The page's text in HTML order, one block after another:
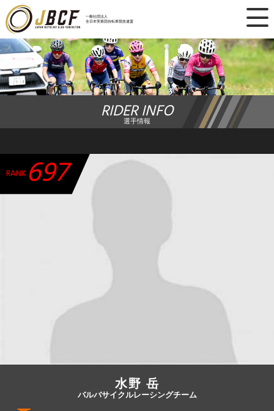
一般社団法人
全日本実業団自転車競技連盟
×
ニュース
レース日程
ランキング
チーム・選手
加盟・登録
エントリー
JBCF ROAD SERIESとは
RIDER INFO
選手情報
RANK 697
水野 岳
バルバサイクルレーシングチーム